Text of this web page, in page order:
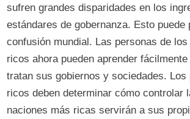
sufren grandes disparidades en los
estándares de gobernanza. Esto puede
confusión mundial. Las personas de
ricos ahora pueden aprender
tratan sus gobiernos y sociedades. Los
ricos deben determinar cómo controlar
naciones más ricas servirán a sus